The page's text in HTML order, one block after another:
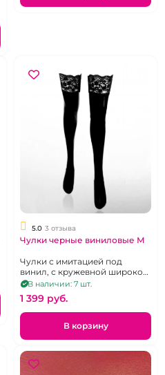
5.0 3 отзыва
Чулки черные виниловые М
Чулки с имитацией под
винил, с кружевной широко
резинкой на силиконовой
В наличии: 7 шт.
1 399 pуб.
В корзину